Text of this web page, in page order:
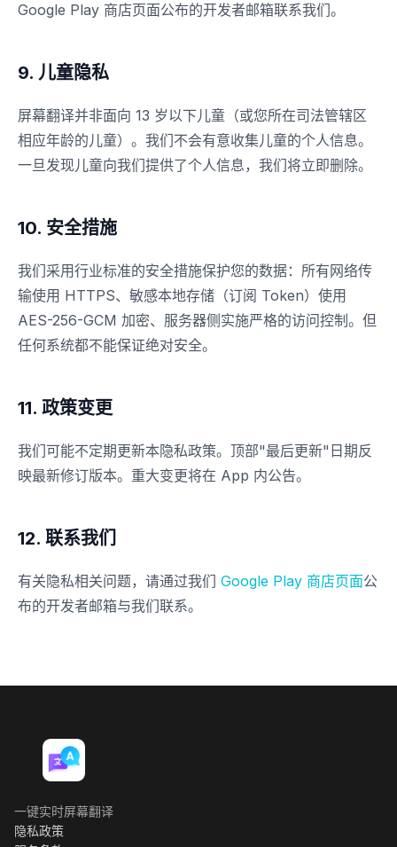
Google Play 商店页面公布的开发者邮箱联系我们。
9. 儿童隐私
屏幕翻译并非面向 13 岁以下儿童（或您所在司法管辖区
相应年龄的儿童）。我们不会有意收集儿童的个人信息。
一旦发现儿童向我们提供了个人信息，我们将立即删除。
10. 安全措施
我们采用行业标准的安全措施保护您的数据：所有网络传
输使用 HTTPS、敏感本地存储（订阅 Token）使用
AES-256-GCM 加密、服务器侧实施严格的访问控制。但
任何系统都不能保证绝对安全。
11. 政策变更
我们可能不定期更新本隐私政策。顶部"最后更新"日期反
映最新修订版本。重大变更将在 App 内公告。
12. 联系我们
有关隐私相关问题，请通过我们 Google Play 商店页面公
布的开发者邮箱与我们联系。
一键实时屏幕翻译
隐私政策